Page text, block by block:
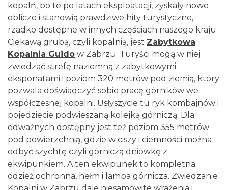
kopalń, bo te po latach eksploatacji, zyskały nowe
oblicze i stanowią prawdziwe hity turystyczne,
rzadko dostępne w innych częściach naszego kraju.
Ciekawą grubą, czyli kopalnią, jest Zabytkowa
Kopalnia Guido w Zabrzu. Turyści mogą w niej
zwiedzać strefę naziemną z zabytkowymi
eksponatami i poziom 320 metrów pod ziemią, który
pozwala doświadczyć sobie pracę górników we
współczesnej kopalni. Usłyszycie tu ryk kombajnów i
pojedziecie podwieszaną kolejką górniczą. Dla
odważnych dostępny jest też poziom 355 metrów
pod powierzchnią, gdzie w ciszy i ciemności można
odbyć szychtę czyli górniczą dniówkę z
ekwipunkiem. A ten ekwipunek to kompletna
odzież ochronna, hełm i lampa górnicza. Zwiedzanie